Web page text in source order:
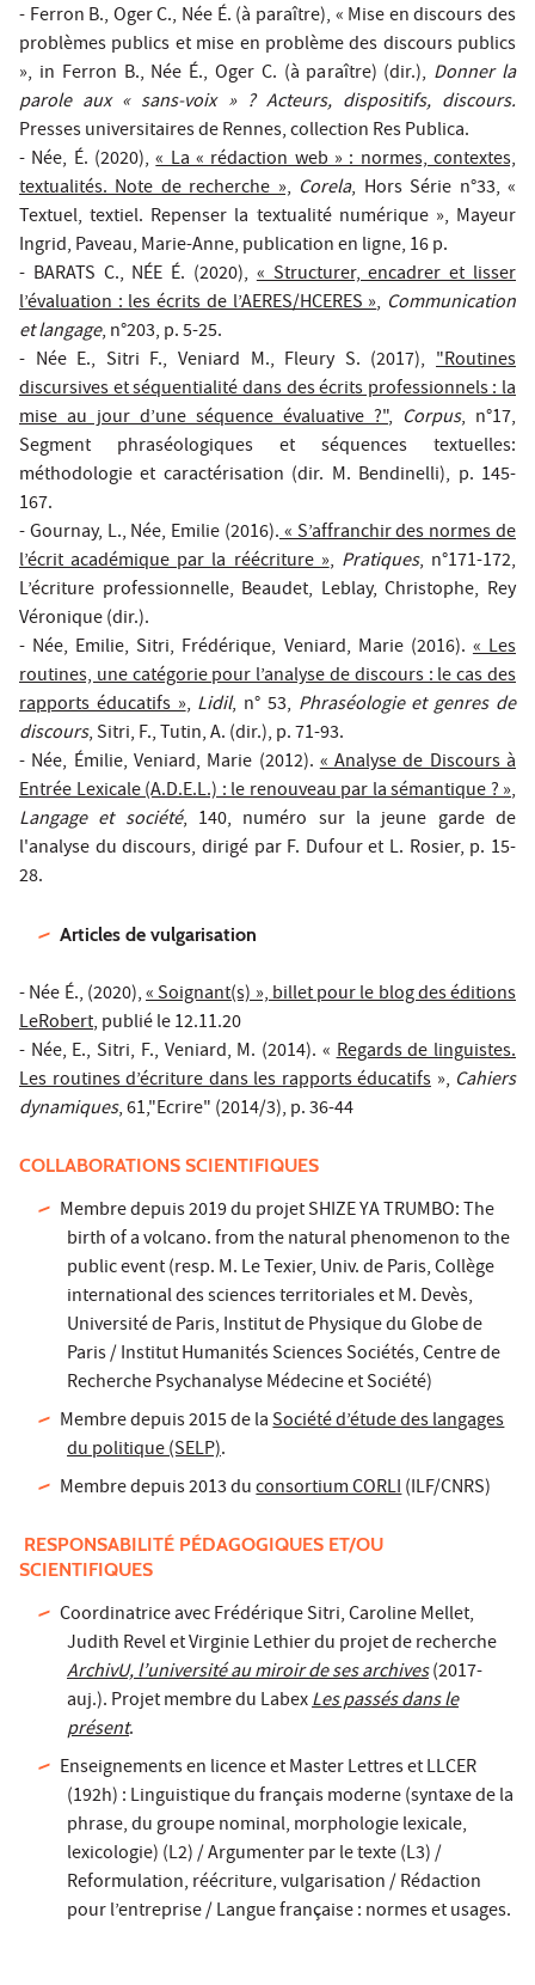
- Ferron B., Oger C., Née É. (à paraître), « Mise en discours des
problèmes publics et mise en problème des discours publics
», in Ferron B., Née É., Oger C. (à paraître) (dir.), Donner la
parole aux « sans-voix » ? Acteurs, dispositifs, discours.
Presses universitaires de Rennes, collection Res Publica.
- Née, É. (2020),« La « rédaction web » : normes, contextes,
textualités. Note de recherche », Corela, Hors Série n°33, «
Textuel, textiel. Repenser la textualité numérique », Mayeur
Ingrid, Paveau, Marie-Anne, publication en ligne, 16 p.
- BARATS C., NÉE É. (2020),« Structurer, encadrer et lisser
l’évaluation : les écrits de l’AERES/HCERES », Communication
et langage, n°203, p. 5-25.
- Née E., Sitri F., Veniard M., Fleury S. (2017), "Routines
discursives et séquentialité dans des écrits professionnels : la
mise au jour d’une séquence évaluative ?", Corpus, n°17,
Segment phraséologiques et séquences textuelles:
méthodologie et caractérisation (dir. M. Bendinelli), p. 145-
167.
- Gournay, L., Née, Emilie (2016).« S’affranchir des normes de
l’écrit académique par la réécriture », Pratiques, n°171-172,
L’écriture professionnelle, Beaudet, Leblay, Christophe, Rey
Véronique (dir.).
- Née, Emilie, Sitri, Frédérique, Veniard, Marie (2016).« Les
routines, une catégorie pour l’analyse de discours : le cas des
rapports éducatifs », Lidil, n° 53, Phraséologie et genres de
discours, Sitri, F., Tutin, A. (dir.), p. 71-93.
- Née, Émilie, Veniard, Marie (2012).« Analyse de Discours à
Entrée Lexicale (A.D.E.L.) : le renouveau par la sémantique ? »,
Langage et société, 140, numéro sur la jeune garde de
l'analyse du discours, dirigé par F. Dufour et L. Rosier, p. 15-
28.
Articles de vulgarisation
- Née É., (2020),« Soignant(s) », billet pour le blog des éditions
LeRobert, publié le 12.11.20
- Née, E., Sitri, F., Veniard, M. (2014). «Regards de linguistes.
Les routines d’écriture dans les rapports éducatifs », Cahiers
dynamiques, 61,"Ecrire" (2014/3), p. 36-44
COLLABORATIONS SCIENTIFIQUES
Membre depuis 2019 du projet SHIZE YA TRUMBO: The
birth of a volcano. from the natural phenomenon to the
public event (resp. M. Le Texier, Univ. de Paris, Collège
international des sciences territoriales et M. Devès,
Université de Paris, Institut de Physique du Globe de
Paris / Institut Humanités Sciences Sociétés, Centre de
Recherche Psychanalyse Médecine et Société)
Membre depuis 2015 de laSociété d’étude des langages
du politique (SELP).
Membre depuis 2013 duconsortium CORLI(ILF/CNRS)
RESPONSABILITÉ PÉDAGOGIQUES ET/OU
SCIENTIFIQUES
Coordinatrice avec Frédérique Sitri, Caroline Mellet,
Judith Revel et Virginie Lethier du projet de recherche
ArchivU, l’université au miroir de ses archives(2017-
auj.). Projet membre du LabexLes passés dans le
présent.
Enseignements en licence et Master Lettres et LLCER
(192h) : Linguistique du français moderne (syntaxe de la
phrase, du groupe nominal, morphologie lexicale,
lexicologie) (L2) / Argumenter par le texte (L3) /
Reformulation, réécriture, vulgarisation / Rédaction
pour l’entreprise / Langue française : normes et usages.